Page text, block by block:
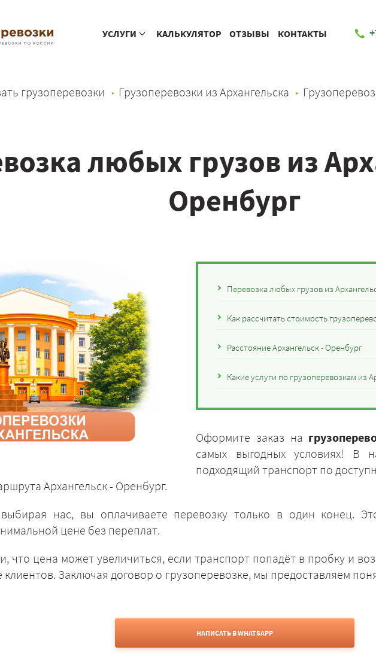
УСЛУГИ КАЛЬКУЛЯТОР ОТЗЫВЫ КОНТАКТЫ
грузоперевозки Грузоперевозки из Архангельска
любых грузов из
Оренбург
Перевозка любых грузов из
Как рассчитать стоимость
Расстояние Архангельск - Оренбург
Какие услуги по грузоперевозкам из
Оформите заказ на
самых выгодных условиях! В
подходящий транспорт по
Архангельск - Оренбург.
нас, вы оплачиваете перевозку только в один конец.
цене без переплат.
что цена может увеличиться, если транспорт попадёт в пробку и
Заключая договор о грузоперевозке, мы предоставляем
НАПИСАТЬ В WHATSAPP